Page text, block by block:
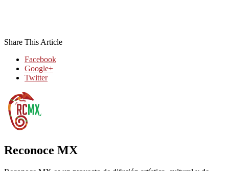
Share This Article
Facebook
Google+
Twitter
Reconoce MX